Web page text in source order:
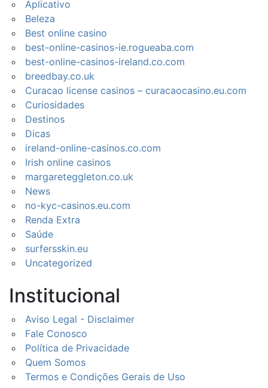
Aplicativo
Beleza
Best online casino
best-online-casinos-ie.rogueaba.com
best-online-casinos-ireland.co.com
breedbay.co.uk
Curacao license casinos – curacaocasino.eu.com
Curiosidades
Destinos
Dicas
ireland-online-casinos.co.com
Irish online casinos
margareteggleton.co.uk
News
no-kyc-casinos.eu.com
Renda Extra
Saúde
surfersskin.eu
Uncategorized
Institucional
Aviso Legal - Disclaimer
Fale Conosco
Política de Privacidade
Quem Somos
Termos e Condições Gerais de Uso